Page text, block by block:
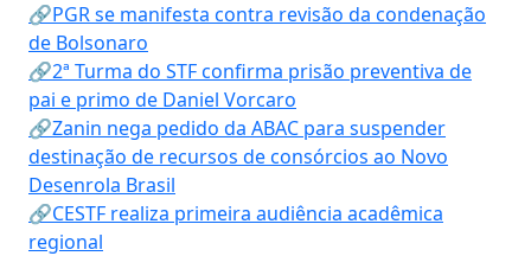
🔗PGR se manifesta contra revisão da condenação
de Bolsonaro
🔗2ª Turma do STF confirma prisão preventiva de
pai e primo de Daniel Vorcaro
🔗Zanin nega pedido da ABAC para suspender
destinação de recursos de consórcios ao Novo
Desenrola Brasil
🔗CESTF realiza primeira audiência acadêmica
regional